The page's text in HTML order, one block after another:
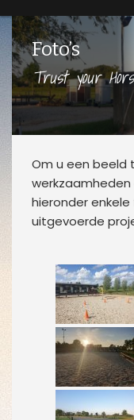
Foto’s
Trust your
Om u een beeld
werkzaamheden
hieronder
uitgevoerde